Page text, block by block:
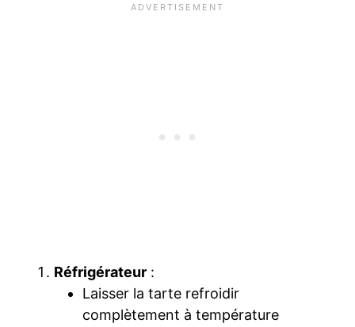
Réfrigérateur :
Laisser la tarte refroidir
complètement à température